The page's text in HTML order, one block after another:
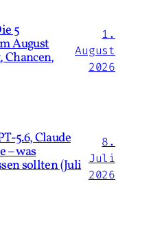
5
August
Chancen,
1.
August
2026
5.6, Claude
– was
sollten (Juli
8.
Juli
2026